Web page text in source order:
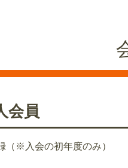
会員
（※入会の初年度のみ）